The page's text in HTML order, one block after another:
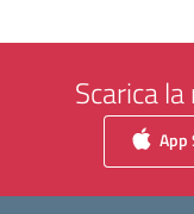
Scarica
App